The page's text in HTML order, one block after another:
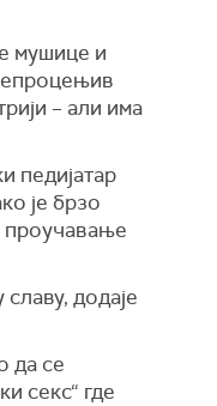
мушице и
– али има
педијатар
је брзо
проучавање
славу, додаје
да се
секс“ где